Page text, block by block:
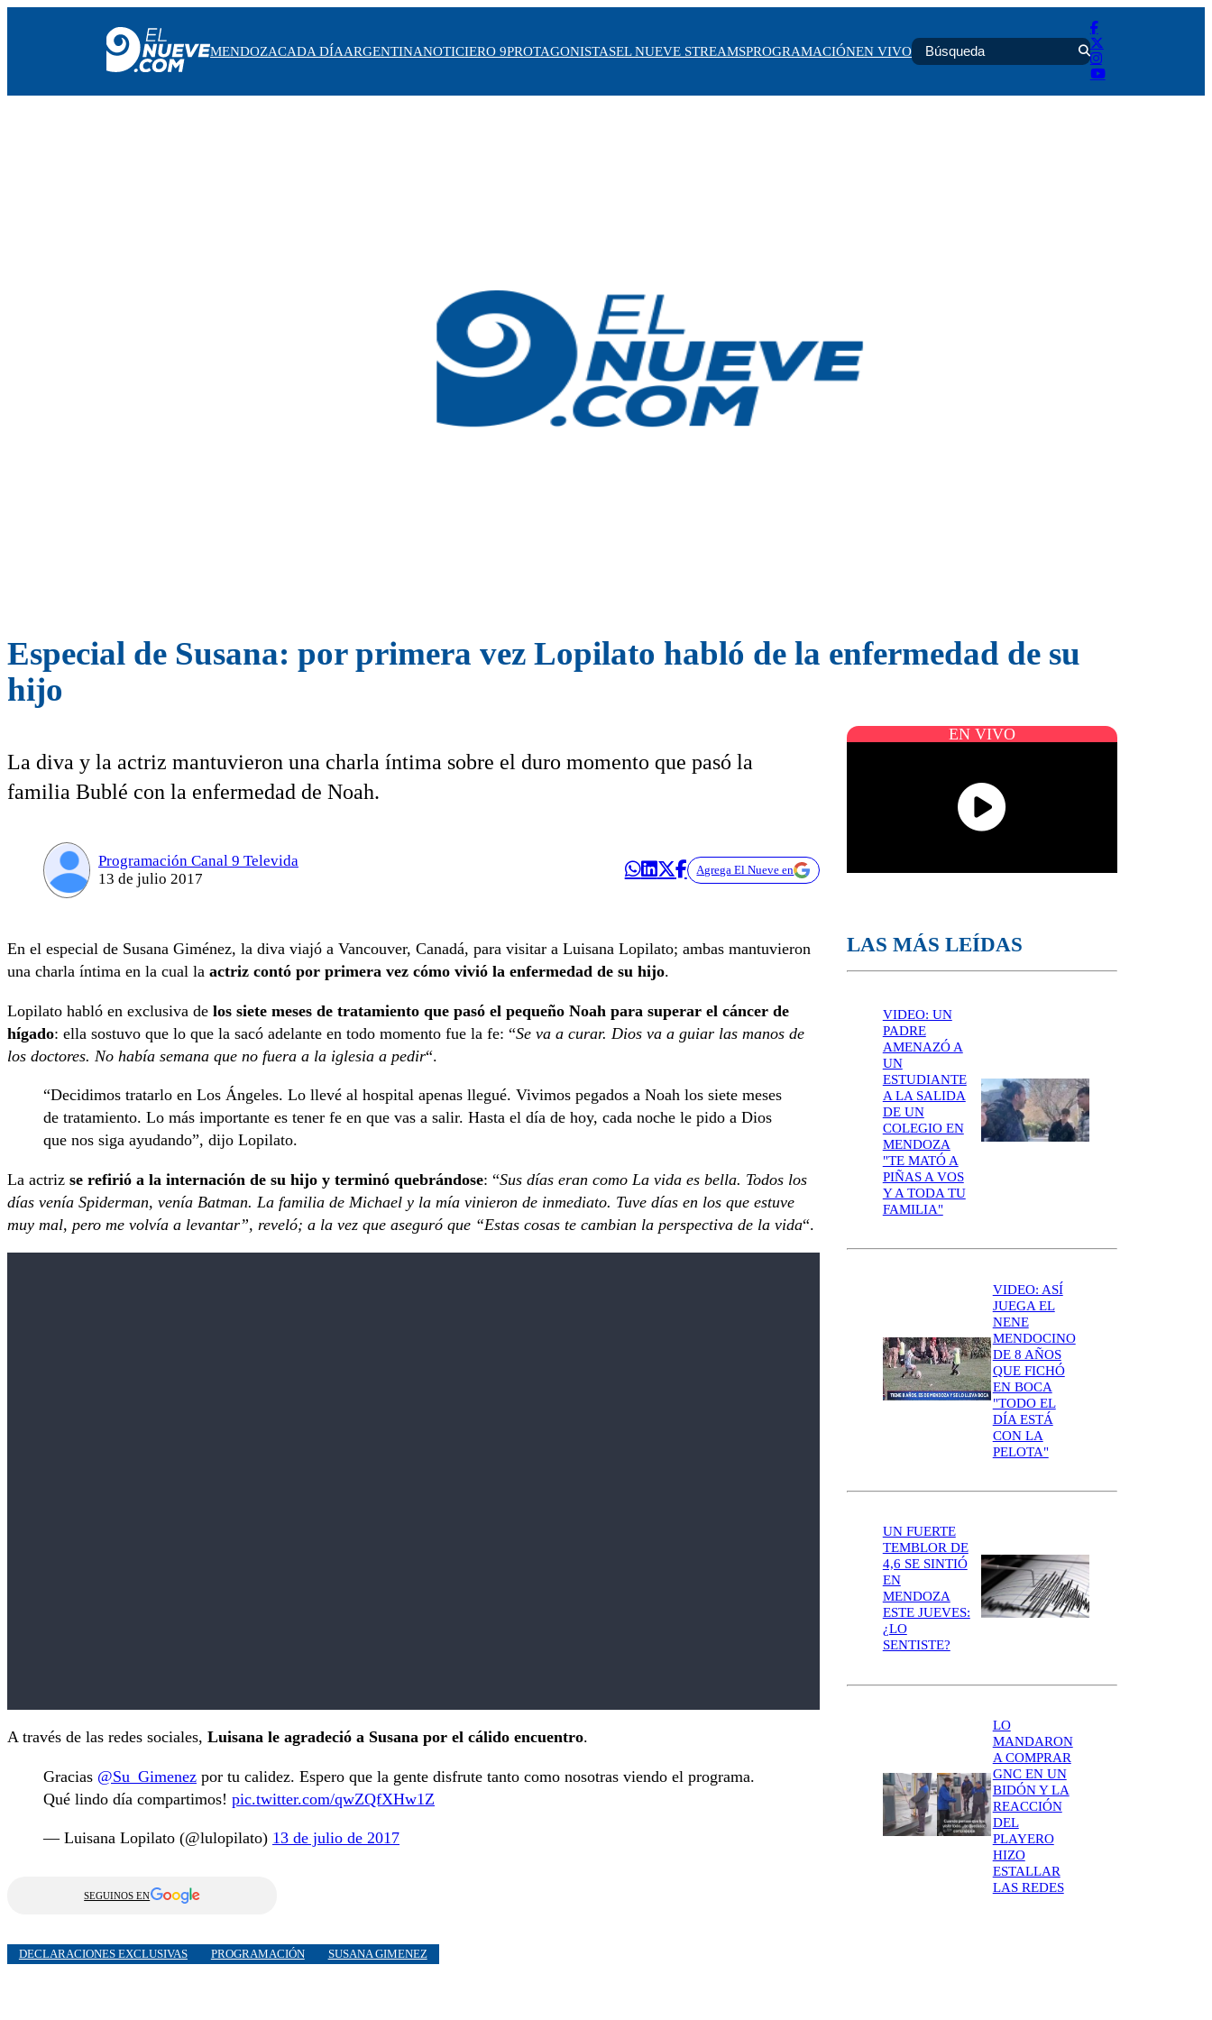
MENDOZACADA DÍAARGENTINANOTICIERO 9PROTAGONISTASEL NUEVE STREAMSPROGRAMACIÓNEN VIVO
Especial de Susana: por primera vez Lopilato habló de la enfermedad de su
hijo
La diva y la actriz mantuvieron una charla íntima sobre el duro momento que pasó la
familia Bublé con la enfermedad de Noah.
Programación Canal 9 Televida
13 de julio 2017
Agrega El Nueve en
En el especial de Susana Giménez, la diva viajó a Vancouver, Canadá, para visitar a Luisana Lopilato; ambas mantuvieron
una charla íntima en la cual la actriz contó por primera vez cómo vivió la enfermedad de su hijo.
Lopilato habló en exclusiva de los siete meses de tratamiento que pasó el pequeño Noah para superar el cáncer de
hígado: ella sostuvo que lo que la sacó adelante en todo momento fue la fe: “Se va a curar. Dios va a guiar las manos de
los doctores. No había semana que no fuera a la iglesia a pedir“.
“Decidimos tratarlo en Los Ángeles. Lo llevé al hospital apenas llegué. Vivimos pegados a Noah los siete meses
de tratamiento. Lo más importante es tener fe en que vas a salir. Hasta el día de hoy, cada noche le pido a Dios
que nos siga ayudando”, dijo Lopilato.
La actriz se refirió a la internación de su hijo y terminó quebrándose: “Sus días eran como La vida es bella. Todos los
días venía Spiderman, venía Batman. La familia de Michael y la mía vinieron de inmediato. Tuve días en los que estuve
muy mal, pero me volvía a levantar”, reveló; a la vez que aseguró que “Estas cosas te cambian la perspectiva de la vida“.
A través de las redes sociales, Luisana le agradeció a Susana por el cálido encuentro.
Gracias @Su_Gimenez por tu calidez. Espero que la gente disfrute tanto como nosotras viendo el programa.
Qué lindo día compartimos! pic.twitter.com/qwZQfXHw1Z
— Luisana Lopilato (@lulopilato) 13 de julio de 2017
SEGUINOS EN
DECLARACIONES EXCLUSIVAS PROGRAMACIÓN SUSANA GIMENEZ
EN VIVO
LAS MÁS LEÍDAS
VIDEO: UN
PADRE
AMENAZÓ A
UN
ESTUDIANTE
A LA SALIDA
DE UN
COLEGIO EN
MENDOZA
"TE MATÓ A
PIÑAS A VOS
Y A TODA TU
FAMILIA"
VIDEO: ASÍ
JUEGA EL
NENE
MENDOCINO
DE 8 AÑOS
QUE FICHÓ
EN BOCA
"TODO EL
DÍA ESTÁ
CON LA
PELOTA"
UN FUERTE
TEMBLOR DE
4,6 SE SINTIÓ
EN
MENDOZA
ESTE JUEVES:
¿LO
SENTISTE?
LO
MANDARON
A COMPRAR
GNC EN UN
BIDÓN Y LA
REACCIÓN
DEL
PLAYERO
HIZO
ESTALLAR
LAS REDES